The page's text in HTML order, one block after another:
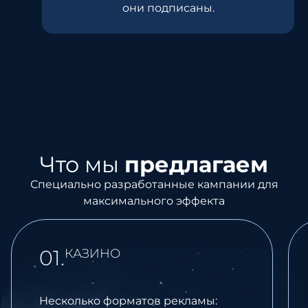
они подписаны.
Что мы предлагаем
Специально разработанные кампании для
максимального эффекта
01.КАЗИНО
Несколько форматов рекламы: